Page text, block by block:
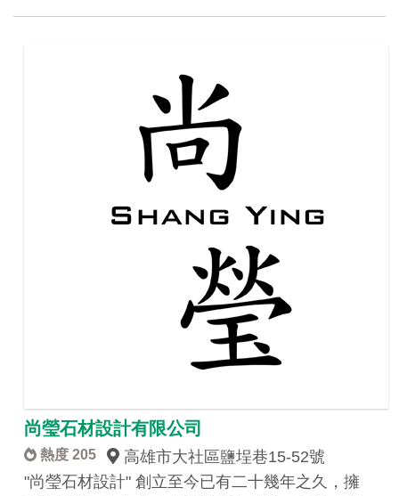
尚瑩石材設計有限公司
熱度 205
高雄市大社區鹽埕巷15-52號
"尚瑩石材設計" 創立至今已有二十幾年之久，擁